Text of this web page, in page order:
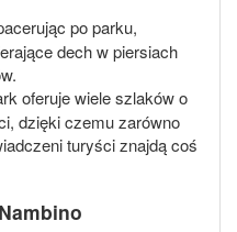
po parku,
dech w piersiach
oferuje wiele szlaków o
dzięki czemu zarówno
turyści znajdą coś